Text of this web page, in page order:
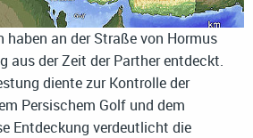
haben an der Straße von Hormus
aus der Zeit der Parther entdeckt.
diente zur Kontrolle der
Persischem Golf und dem
Entdeckung verdeutlicht die